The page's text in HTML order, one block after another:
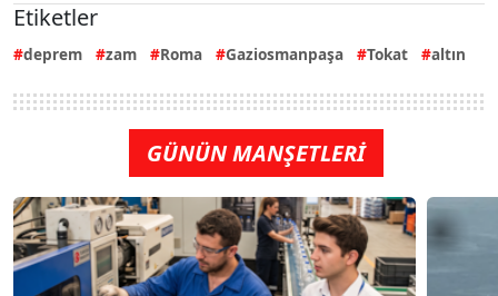
Etiketler
deprem zam Roma Gaziosmanpaşa Tokat altın
GÜNÜN MANŞETLERİ